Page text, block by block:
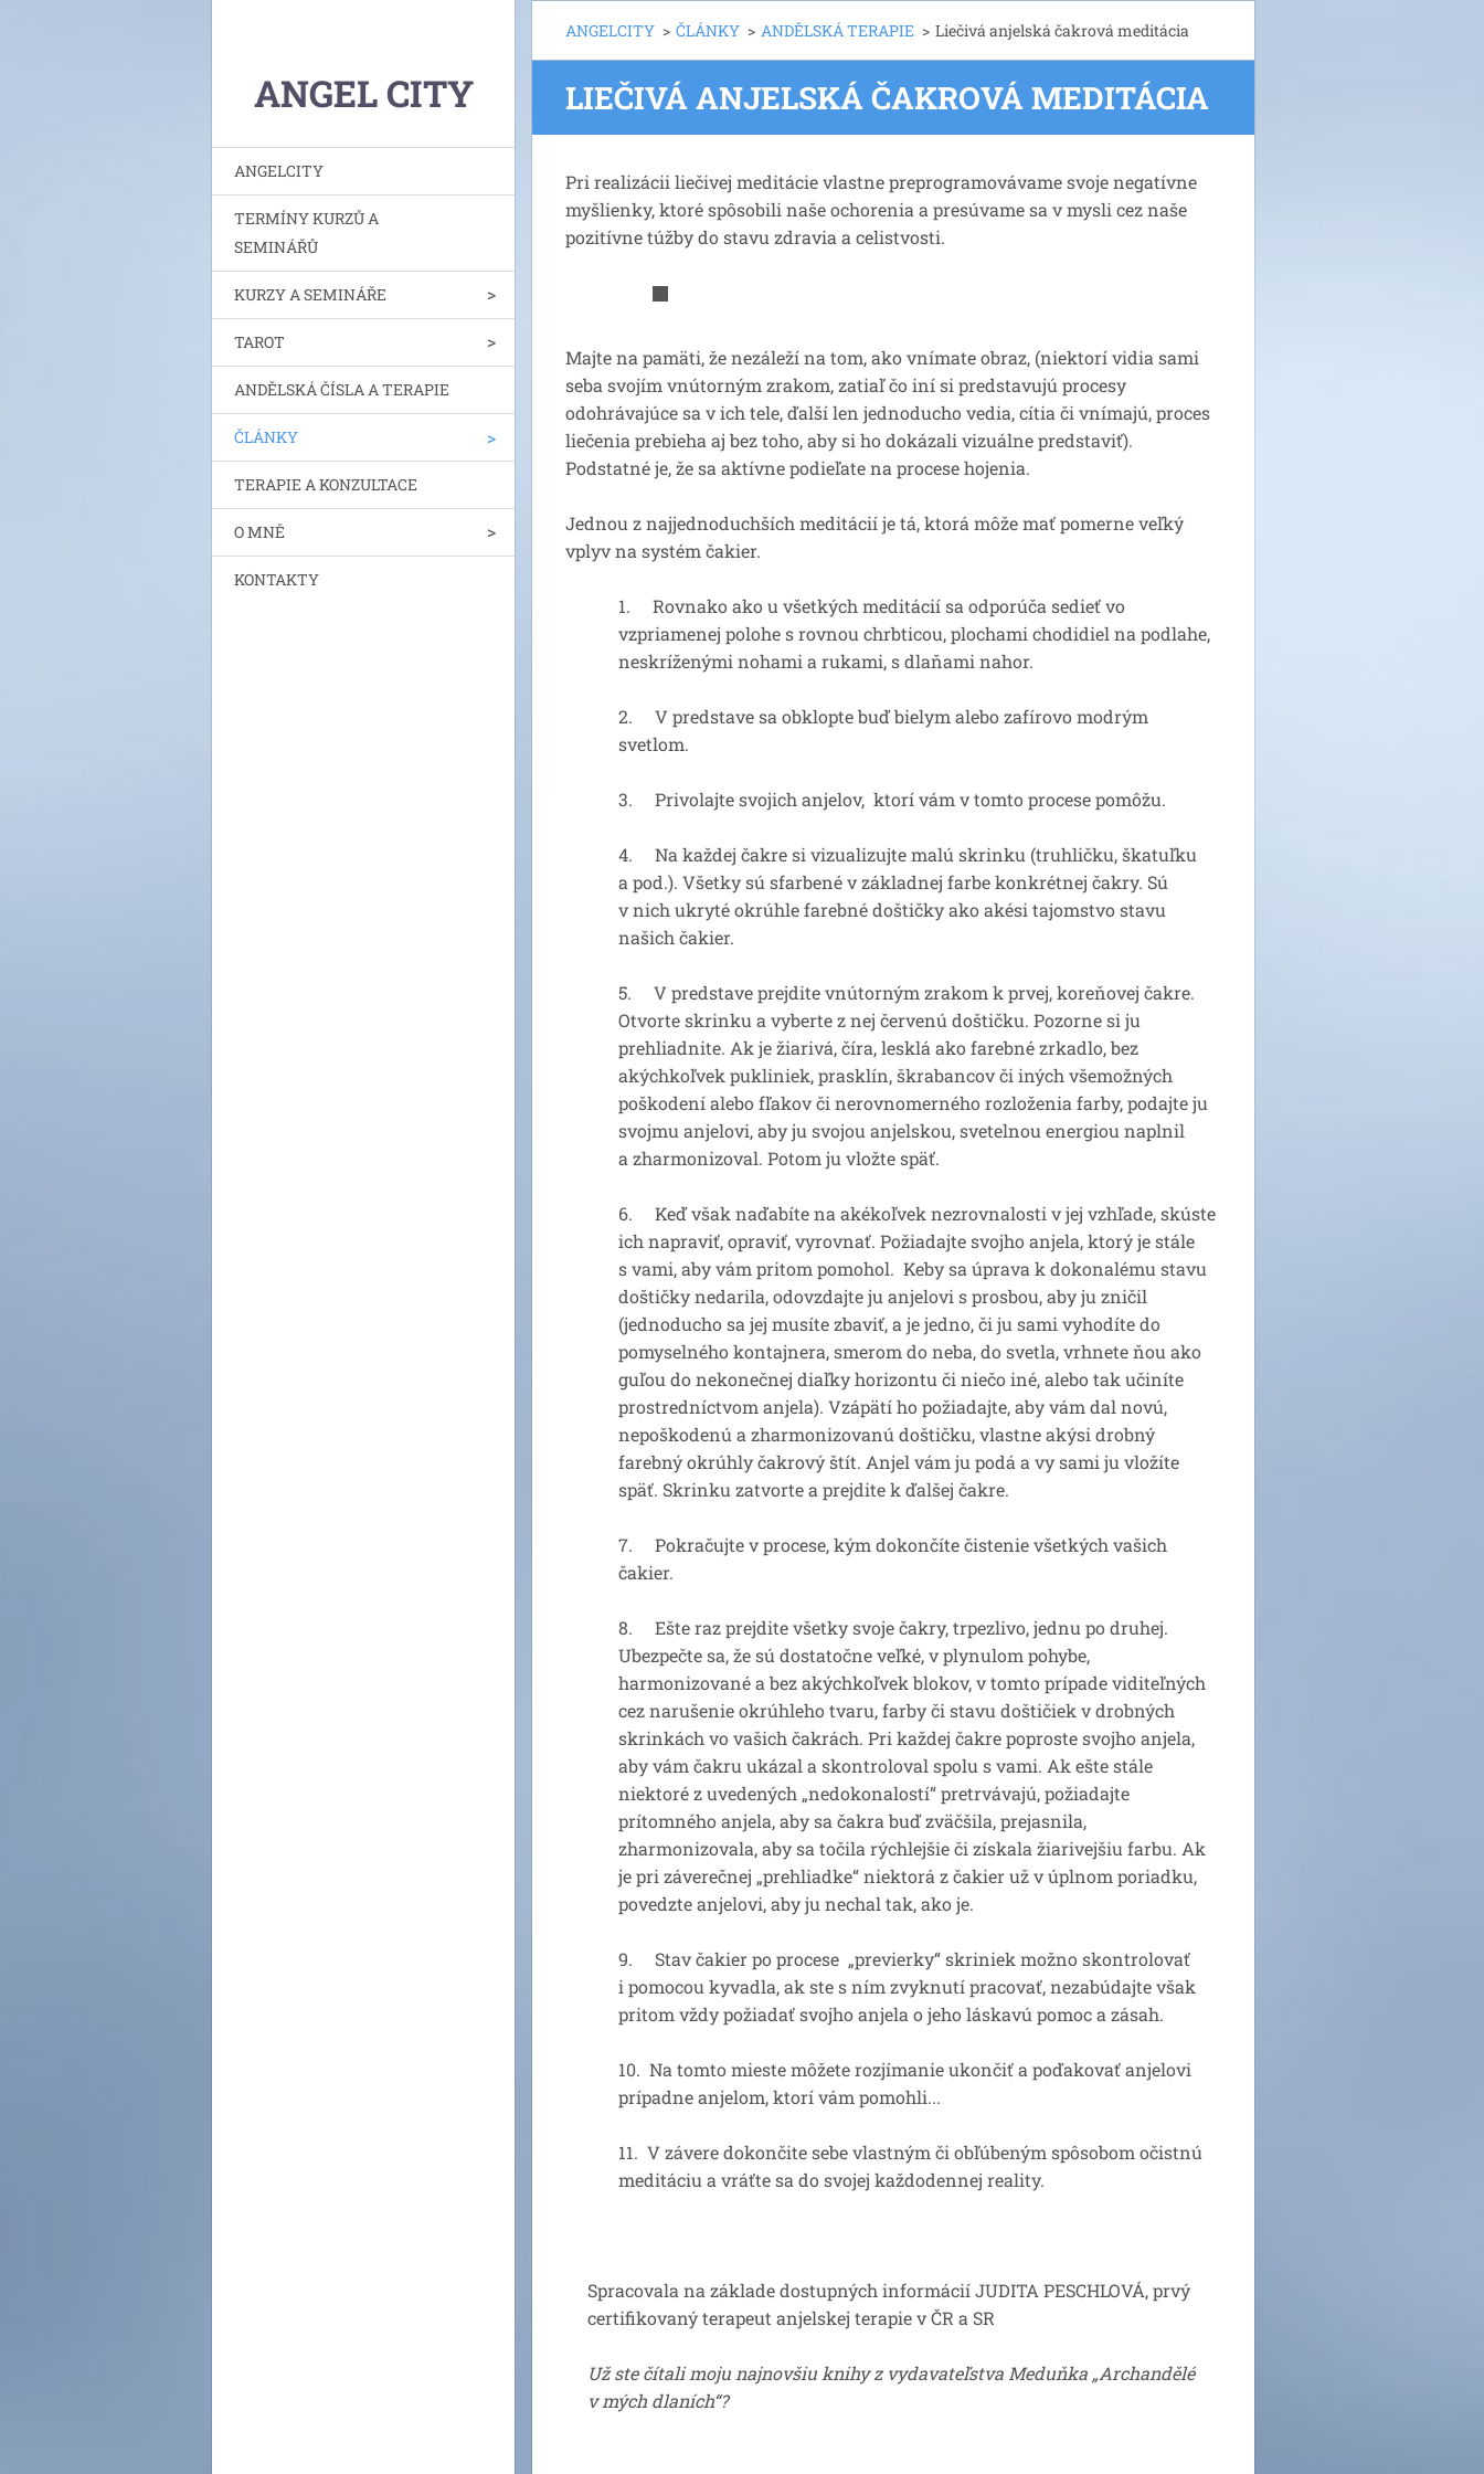
ANGEL CITY
ANGELCITY
TERMÍNY KURZŮ A
SEMINÁŘŮ
KURZY A SEMINÁŘE
TAROT
ANDĚLSKÁ ČÍSLA A TERAPIE
ČLÁNKY
TERAPIE A KONZULTACE
O MNĚ
KONTAKTY
ANGELCITY > ČLÁNKY > ANDĚLSKÁ TERAPIE > Liečivá anjelská čakrová meditácia
LIEČIVÁ ANJELSKÁ ČAKROVÁ MEDITÁCIA
Pri realizácii liečivej meditácie vlastne preprogramovávame svoje negatívne
myšlienky, ktoré spôsobili naše ochorenia a presúvame sa v mysli cez naše
pozitívne túžby do stavu zdravia a celistvosti.
Majte na pamäti, že nezáleží na tom, ako vnímate obraz, (niektorí vidia sami
seba svojím vnútorným zrakom, zatiaľ čo iní si predstavujú procesy
odohrávajúce sa v ich tele, ďalší len jednoducho vedia, cítia či vnímajú, proces
liečenia prebieha aj bez toho, aby si ho dokázali vizuálne predstaviť).
Podstatné je, že sa aktívne podieľate na procese hojenia.
Jednou z najjednoduchších meditácií je tá, ktorá môže mať pomerne veľký
vplyv na systém čakier.
1. Rovnako ako u všetkých meditácií sa odporúča sedieť vo
vzpriamenej polohe s rovnou chrbticou, plochami chodidiel na podlahe,
neskríženými nohami a rukami, s dlaňami nahor.
2. V predstave sa obklopte buď bielym alebo zafírovo modrým
svetlom.
3. Privolajte svojich anjelov, ktorí vám v tomto procese pomôžu.
4. Na každej čakre si vizualizujte malú skrinku (truhličku, škatuľku
a pod.). Všetky sú sfarbené v základnej farbe konkrétnej čakry. Sú
v nich ukryté okrúhle farebné doštičky ako akési tajomstvo stavu
našich čakier.
5. V predstave prejdite vnútorným zrakom k prvej, koreňovej čakre.
Otvorte skrinku a vyberte z nej červenú doštičku. Pozorne si ju
prehliadnite. Ak je žiarivá, číra, lesklá ako farebné zrkadlo, bez
akýchkoľvek pukliniek, prasklín, škrabancov či iných všemožných
poškodení alebo fľakov či nerovnomerného rozloženia farby, podajte ju
svojmu anjelovi, aby ju svojou anjelskou, svetelnou energiou naplnil
a zharmonizoval. Potom ju vložte späť.
6. Keď však naďabíte na akékoľvek nezrovnalosti v jej vzhľade, skúste
ich napraviť, opraviť, vyrovnať. Požiadajte svojho anjela, ktorý je stále
s vami, aby vám pritom pomohol. Keby sa úprava k dokonalému stavu
doštičky nedarila, odovzdajte ju anjelovi s prosbou, aby ju zničil
(jednoducho sa jej musíte zbaviť, a je jedno, či ju sami vyhodíte do
pomyselného kontajnera, smerom do neba, do svetla, vrhnete ňou ako
guľou do nekonečnej diaľky horizontu či niečo iné, alebo tak učiníte
prostredníctvom anjela). Vzápätí ho požiadajte, aby vám dal novú,
nepoškodenú a zharmonizovanú doštičku, vlastne akýsi drobný
farebný okrúhly čakrový štít. Anjel vám ju podá a vy sami ju vložíte
späť. Skrinku zatvorte a prejdite k ďalšej čakre.
7. Pokračujte v procese, kým dokončíte čistenie všetkých vašich
čakier.
8. Ešte raz prejdite všetky svoje čakry, trpezlivo, jednu po druhej.
Ubezpečte sa, že sú dostatočne veľké, v plynulom pohybe,
harmonizované a bez akýchkoľvek blokov, v tomto prípade viditeľných
cez narušenie okrúhleho tvaru, farby či stavu doštičiek v drobných
skrinkách vo vašich čakrách. Pri každej čakre poproste svojho anjela,
aby vám čakru ukázal a skontroloval spolu s vami. Ak ešte stále
niektoré z uvedených „nedokonalostí“ pretrvávajú, požiadajte
prítomného anjela, aby sa čakra buď zväčšila, prejasnila,
zharmonizovala, aby sa točila rýchlejšie či získala žiarivejšiu farbu. Ak
je pri záverečnej „prehliadke“ niektorá z čakier už v úplnom poriadku,
povedzte anjelovi, aby ju nechal tak, ako je.
9. Stav čakier po procese „previerky“ skriniek možno skontrolovať
i pomocou kyvadla, ak ste s ním zvyknutí pracovať, nezabúdajte však
pritom vždy požiadať svojho anjela o jeho láskavú pomoc a zásah.
10. Na tomto mieste môžete rozjímanie ukončiť a poďakovať anjelovi
prípadne anjelom, ktorí vám pomohli...
11. V závere dokončite sebe vlastným či obľúbeným spôsobom očistnú
meditáciu a vráťte sa do svojej každodennej reality.
Spracovala na základe dostupných informácií JUDITA PESCHLOVÁ, prvý
certifikovaný terapeut anjelskej terapie v ČR a SR
Už ste čítali moju najnovšiu knihy z vydavateľstva Meduňka „Archandělé
v mých dlaních“?